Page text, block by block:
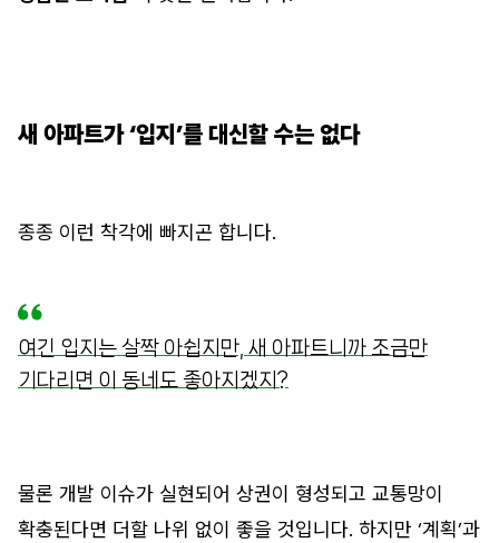
새 아파트가 ‘입지 ’를 대신할 수는 없다
종종 이런 착각에 빠지곤 합니다.
여긴 입지는 살짝 아쉽지만, 새 아파트니까 조금만
기다리면 이 동네도 좋아지겠지?
물론 개발 이슈가 실현되어 상권이 형성되고 교통망이
확충된다면 더할 나위 없이 좋을 것입니다. 하지만 ‘계획’과